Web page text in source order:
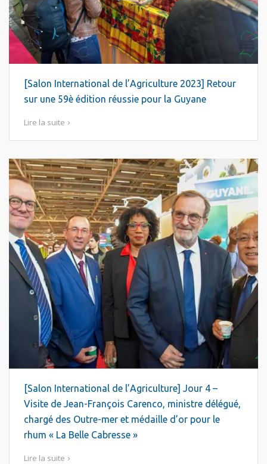
[Salon International de l’Agriculture 2023] Retour
sur une 59è édition réussie pour la Guyane
Lire la suite
[Salon International de l’Agriculture] Jour 4 –
Visite de Jean-François Carenco, ministre délégué,
chargé des Outre-mer et médaille d’or pour le
rhum « La Belle Cabresse »
Lire la suite